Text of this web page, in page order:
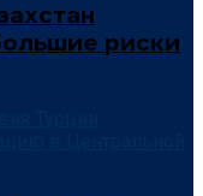
риски